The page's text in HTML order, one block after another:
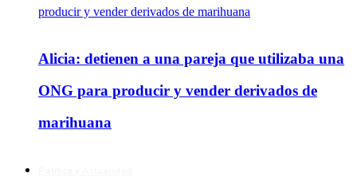
Alicia: detienen a una pareja que utilizaba una
ONG para producir y vender derivados de
marihuana